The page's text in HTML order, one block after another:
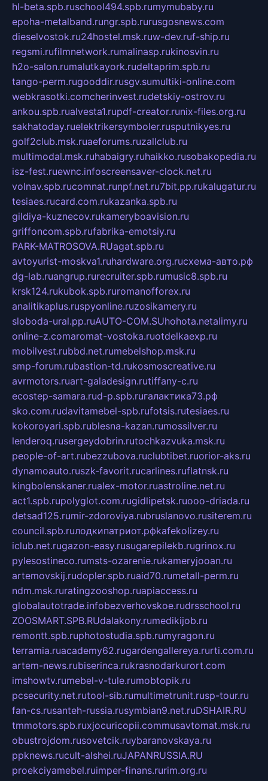
hl-beta.spb.ruschool494.spb.rumymubaby.ru
epoha-metalband.rungr.spb.rurusgosnews.com
dieselvostok.ru24hostel.msk.ruw-dev.ruf-ship.ru
regsmi.rufilmnetwork.rumalinasp.rukinosvin.ru
h2o-salon.rumalutkayork.rudeltaprim.spb.ru
tango-perm.rugooddir.rusgv.sumultiki-online.com
webkrasotki.comcherinvest.rudetskiy-ostrov.ru
ankou.spb.rualvesta1.rupdf-creator.runix-files.org.ru
sakhatoday.ruelektrikersymboler.rusputnikyes.ru
golf2club.msk.ruaeforums.ruzallclub.ru
multimodal.msk.ruhabaigry.ruhaikko.rusobakopedia.ru
isz-fest.ruewnc.infoscreensaver-clock.net.ru
volnav.spb.rucomnat.runpf.net.ru7bit.pp.rukalugatur.ru
tesiaes.rucard.com.rukazanka.spb.ru
gildiya-kuznecov.rukameryboavision.ru
griffoncom.spb.rufabrika-emotsiy.ru
PARK-MATROSOVA.RUagat.spb.ru
avtoyurist-moskva1.ruhardware.org.ruсхема-авто.рф
dg-lab.ruangrup.rurecruiter.spb.rumusic8.spb.ru
krsk124.rukubok.spb.ruromanofforex.ru
analitikaplus.ruspyonline.ruzosikamery.ru
sloboda-ural.pp.ruAUTO-COM.SUhohota.netalimy.ru
online-z.comaromat-vostoka.ruotdelkaexp.ru
mobilvest.rubbd.net.rumebelshop.msk.ru
smp-forum.rubastion-td.rukosmoscreative.ru
avrmotors.ruart-galadesign.rutiffany-c.ru
ecostep-samara.rud-p.spb.ruгалактика73.рф
sko.com.rudavitamebel-spb.rufotsis.rutesiaes.ru
kokoroyari.spb.rublesna-kazan.rumossilver.ru
lenderoq.rusergeydobrin.rutochkazvuka.msk.ru
people-of-art.rubezzubova.ruclubtibet.ruorior-aks.ru
dynamoauto.ruszk-favorit.rucarlines.ruflatnsk.ru
kingbolenskaner.rualex-motor.ruastroline.net.ru
act1.spb.rupolyglot.com.rugidlipetsk.ruooo-driada.ru
detsad125.rumir-zdoroviya.rubruslanovo.rusiterem.ru
council.spb.ruлодкипатриот.рфkafekolizey.ru
iclub.net.rugazon-easy.rusugarepilekb.rugrinox.ru
pylesostineco.rumsts-ozarenie.rukameryjooan.ru
artemovskij.rudopler.spb.ruaid70.rumetall-perm.ru
ndm.msk.ruratingzooshop.ruapiaccess.ru
globalautotrade.infobezverhovskoe.rudrsschool.ru
ZOOSMART.SPB.RUdalakony.rumedikijob.ru
remontt.spb.ruphotostudia.spb.rumyragon.ru
terramia.ruacademy62.rugardengallereya.rurti.com.ru
artem-news.rubiserinca.rukrasnodarkurort.com
imshowtv.rumebel-v-tule.rumobtopik.ru
pcsecurity.net.rutool-sib.rumultimetrunit.rusp-tour.ru
fan-cs.rusanteh-russia.rusymbian9.net.ruDSHAIR.RU
tmmotors.spb.ruxjocuricopii.commusavtomat.msk.ru
obustrojdom.rusovetcik.ruybaranovskaya.ru
ppknews.rucult-alshei.ruJAPANRUSSIA.RU
proekciyamebel.ruimper-finans.rurim.org.ru